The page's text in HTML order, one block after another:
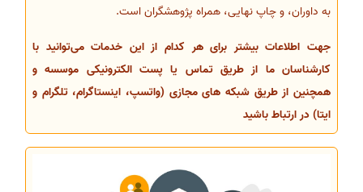
به داوران، و چاپ نهایی، همراه پژوهشگران است.
جهت اطلاعات بیشتر برای هر کدام از این خدمات می‌توانید با
کارشناسان ما از طریق تماس یا پست الکترونیکی موسسه و
همچنین از طریق شبکه های مجازی (واتسپ، اینستاگرام، تلگرام و
ایتا) در ارتباط باشید